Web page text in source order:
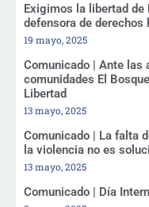
Exigimos la libertad de
defensora de derechos
19 mayo, 2025
Comunicado | Ante las
comunidades El
Libertad
13 mayo, 2025
Comunicado | La falta
la violencia no es
13 mayo, 2025
Comunicado | Día